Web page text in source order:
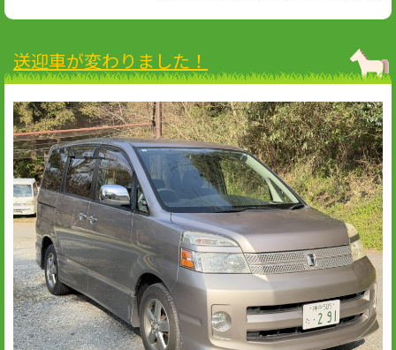
送迎車が変わりました！